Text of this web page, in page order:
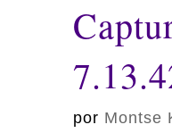
por Montse